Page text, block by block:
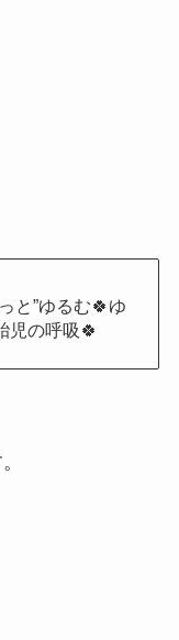
と”ゆるむ🍀ゆ
児の呼吸🍀